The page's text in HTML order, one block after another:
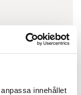
innehållet